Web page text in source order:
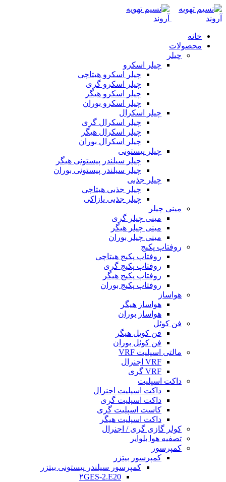
خانه
محصولات
چیلر
چیلر اسکرو
چیلر اسکرو هیتاچی
چیلر اسکرو گری
چیلر اسکرو هیگر
چیلر اسکرو بوران
چیلر اسکرال
چیلر اسکرال گری
چیلر اسکرال هیگر
چیلر اسکرال بوران
چیلر پیستونی
چیلر سیلندر پیستونی هیگر
چیلر سیلندر پیستونی بوران
چیلر جذبی
چیلر جذبی هیتاچی
چیلر جذبی یازاکی
مینی چیلر
مینی چیلر گری
مینی چیلر هیگر
مینی چیلر بوران
روفتاپ پکیج
روفتاپ پکیج هیتاچی
روفتاپ پکیج گری
روفتاپ پکیج هیگر
روفتاپ پکیج بوران
هواساز
هواساز هیگر
هواساز بوران
فن کوئل
فن کویل هیگر
فن کوئل بوران
مالتی اسپلیت VRF
VRF اجنرال
VRF گری
داکت اسپلیت
داکت اسپلیت اجنرال
داکت اسپلیت گری
کاست اسپلیت گری
داکت اسپلیت هیگر
کولر گازی گری / اجنرال
تصفیه هوا بلوایر
کمپرسور
کمپرسور بیتزر
کمپرسور سیلندر پیستونی بیتزر
۲GES-2.E20